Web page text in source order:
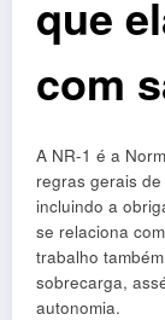
que
com
A NR-1 é a
regras gerais
incluindo a
se relaciona
trabalho
sobrecarga,
autonomia.